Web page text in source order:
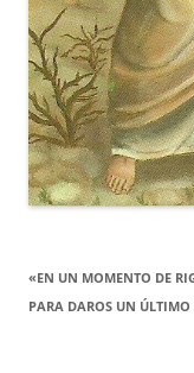
«EN UN MOMENTO DE
PARA DAROS UN ÚLTIMO